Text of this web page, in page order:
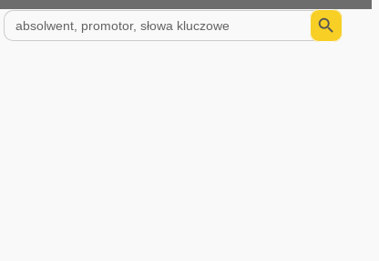
Search
for:
Search Button